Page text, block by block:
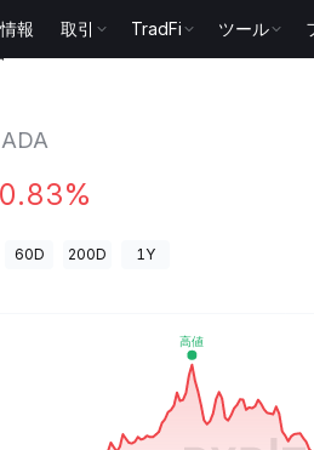
報 取引 TradFi ツール
ADA
60D 200D 1Y